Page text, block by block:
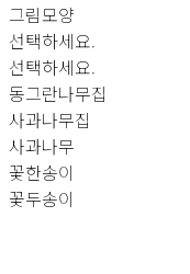
그림모양
선택하세요.
선택하세요.
동그란나무집
사과나무집
사과나무
꽃한송이
꽃두송이